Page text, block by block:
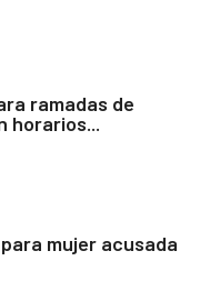
ramadas de
horarios...
mujer acusada